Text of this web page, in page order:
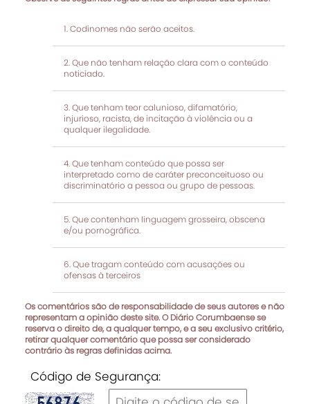
Codinomes não serão aceitos.
Que não tenham relação clara com o conteúdo
noticiado.
Que tenham teor calunioso, difamatório,
injurioso, racista, de incitação à violência ou a
qualquer ilegalidade.
Que tenham conteúdo que possa ser
interpretado como de caráter preconceituoso ou
discriminatório a pessoa ou grupo de pessoas.
Que contenham linguagem grosseira, obscena
e/ou pornográfica.
Que tragam conteúdo com acusações ou
ofensas à terceiros
Os comentários são de responsabilidade de seus autores e não
representam a opinião deste site. O Diário Corumbaense se
reserva o direito de, a qualquer tempo, e a seu exclusivo critério,
retirar qualquer comentário que possa ser considerado
contrário às regras definidas acima.
Código de Segurança: